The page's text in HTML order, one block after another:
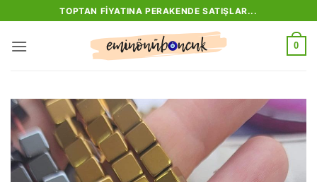
atla
TOPTAN FIYATINA PERAKENDE SATIŞLAR...
0